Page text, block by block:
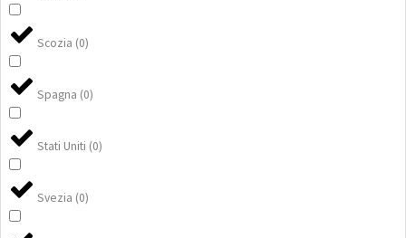
Scozia (0)
Spagna (0)
Stati Uniti (0)
Svezia (0)